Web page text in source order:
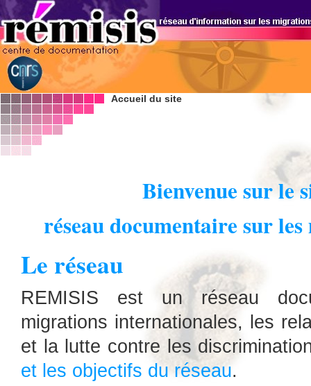
Accueil du site
Bienvenue sur le
réseau documentaire sur
Le réseau
REMISIS est un réseau
migrations internationales, les
et la lutte contre les
et les objectifs du réseau.